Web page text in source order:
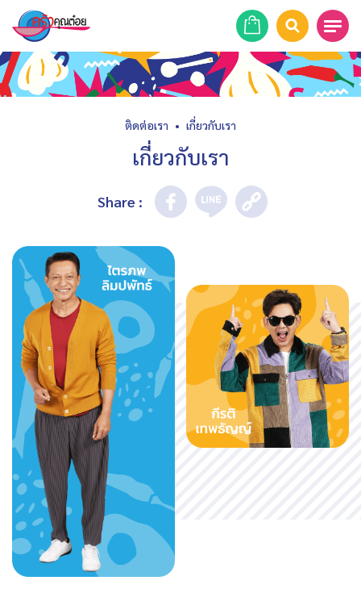
หน้าแรก
รายการย้อนหลัง
บทความ
ข่าวสาร
ติดต่อเรา
ติดต่อเรา • เกี่ยวกับเรา
เกี่ยวกับเรา
Share :